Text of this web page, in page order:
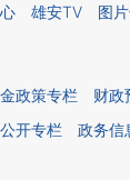
雄安TV 图
政策专栏
财政
开专栏
政务信